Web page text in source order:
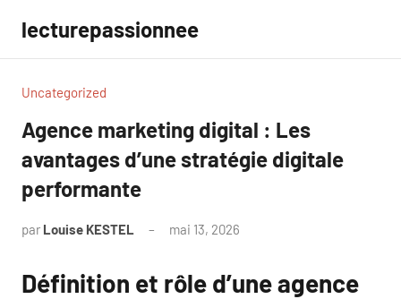
contenu
lecturepassionnee
Uncategorized
Agence marketing digital : Les
avantages d’une stratégie digitale
performante
par Louise KESTEL mai 13, 2026
Définition et rôle d’une agence